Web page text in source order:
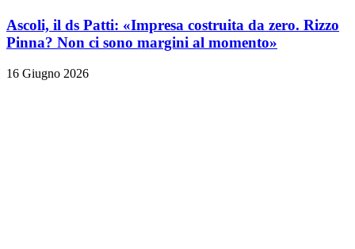
Ascoli, il ds Patti: «Impresa costruita da zero. Rizzo
Pinna? Non ci sono margini al momento»
16 Giugno 2026